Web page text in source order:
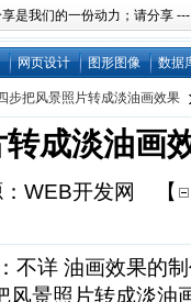
是我们的一份动力；请分享
网页设计 图形图像 数据
步把风景照片转成淡油画效果
成淡油画
WEB开发网
【
不详 油画效果的
风景照片转成淡油